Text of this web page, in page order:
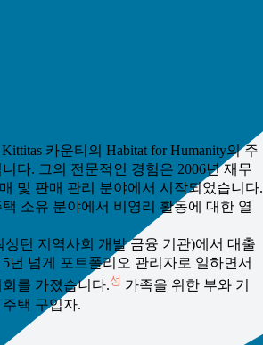
카운티의 Habitat for Humanity의 주
다. 그의 전문적인 경험은 2006년 재무
및 판매 관리 분야에서 시작되었습니다.
소유 분야에서 비영리 활동에 대한 열
싱턴 지역사회 개발 금융 기관)에서 대출
년 넘게 포트폴리오 관리자로 일하면서
를 가졌습니다.성 가족을 위한 부와 기
택 구입자.